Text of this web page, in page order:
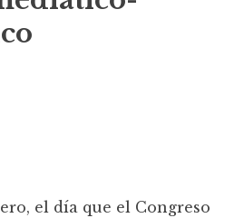
el día que el Congreso